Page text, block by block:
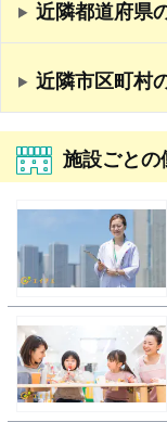
近隣都道府県
近隣市区町村
施設ごとの